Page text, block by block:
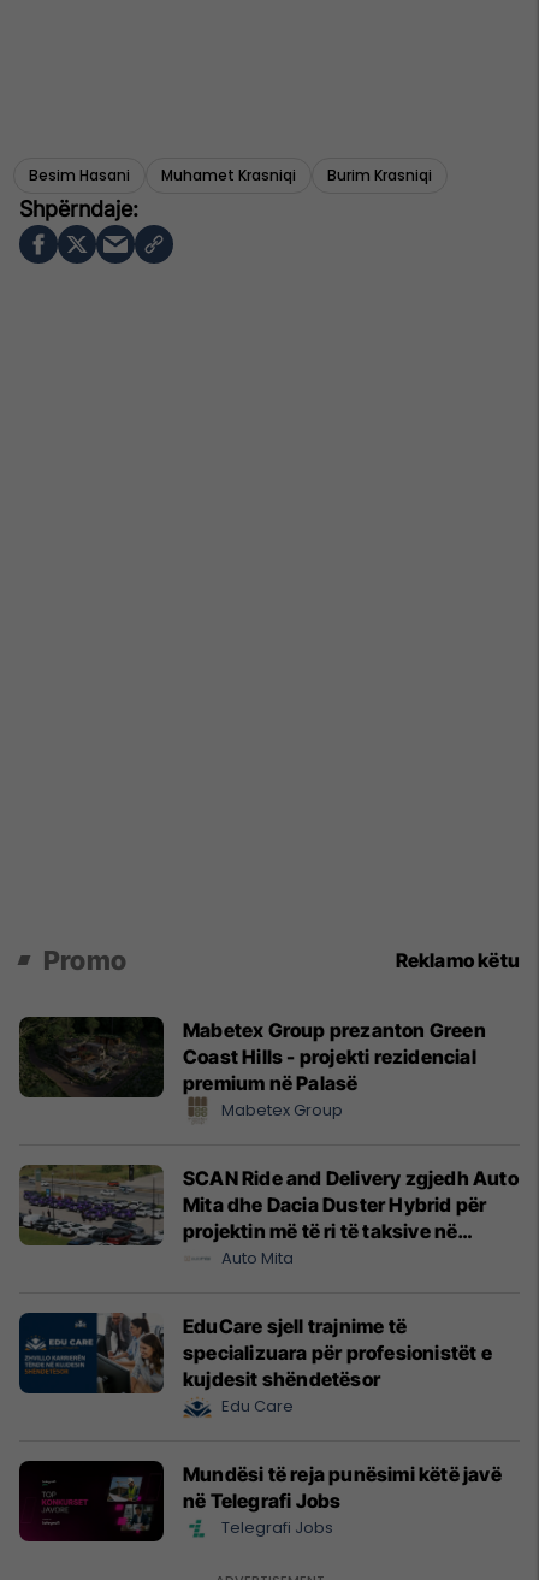
Besim Hasani Muhamet Krasniqi Burim Krasniqi
Promo Reklamo këtu
Mabetex Group prezanton Green
Coast Hills - projekti rezidencial
premium në Palasë
Mabetex Group
SCAN Ride and Delivery zgjedh Auto
Mita dhe Dacia Duster Hybrid për
projektin më të ri të taksive në
Prishtinë
Auto Mita
EduCare sjell trajnime të
specializuara për profesionistët e
kujdesit shëndetësor
Edu Care
Mundësi të reja punësimi këtë javë
në Telegrafi Jobs
Telegrafi Jobs